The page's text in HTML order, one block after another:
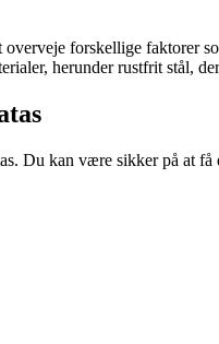
forskellige faktorer
herunder rustfrit stål,
Du kan være sikker på at